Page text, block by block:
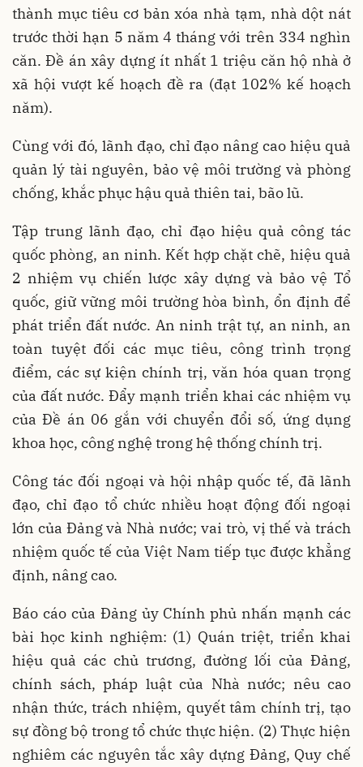
thành mục tiêu cơ bản xóa nhà tạm, nhà dột nát
trước thời hạn 5 năm 4 tháng với trên 334 nghìn
căn. Đề án xây dựng ít nhất 1 triệu căn hộ nhà ở
xã hội vượt kế hoạch đề ra (đạt 102% kế hoạch
năm).
Cùng với đó, lãnh đạo, chỉ đạo nâng cao hiệu quả
quản lý tài nguyên, bảo vệ môi trường và phòng
chống, khắc phục hậu quả thiên tai, bão lũ.
Tập trung lãnh đạo, chỉ đạo hiệu quả công tác
quốc phòng, an ninh. Kết hợp chặt chẽ, hiệu quả
2 nhiệm vụ chiến lược xây dựng và bảo vệ Tổ
quốc, giữ vững môi trường hòa bình, ổn định để
phát triển đất nước. An ninh trật tự, an ninh, an
toàn tuyệt đối các mục tiêu, công trình trọng
điểm, các sự kiện chính trị, văn hóa quan trọng
của đất nước. Đẩy mạnh triển khai các nhiệm vụ
của Đề án 06 gắn với chuyển đổi số, ứng dụng
khoa học, công nghệ trong hệ thống chính trị.
Công tác đối ngoại và hội nhập quốc tế, đã lãnh
đạo, chỉ đạo tổ chức nhiều hoạt động đối ngoại
lớn của Đảng và Nhà nước; vai trò, vị thế và trách
nhiệm quốc tế của Việt Nam tiếp tục được khẳng
định, nâng cao.
Báo cáo của Đảng ủy Chính phủ nhấn mạnh các
bài học kinh nghiệm: (1) Quán triệt, triển khai
hiệu quả các chủ trương, đường lối của Đảng,
chính sách, pháp luật của Nhà nước; nêu cao
nhận thức, trách nhiệm, quyết tâm chính trị, tạo
sự đồng bộ trong tổ chức thực hiện. (2) Thực hiện
nghiêm các nguyên tắc xây dựng Đảng, Quy chế